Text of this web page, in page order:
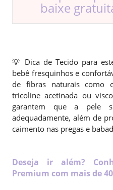
baixe
💡 Dica de Tecido para
bebê fresquinhos e
de fibras naturais como
tricoline acetinada ou
garantem que a pele
adequadamente, além de
caimento nas pregas e
Deseja ir além?
Premium com mais de